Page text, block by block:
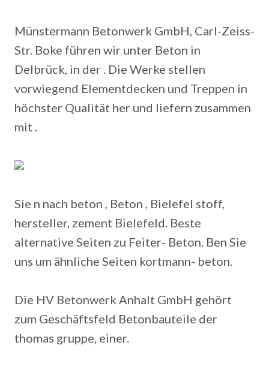
Münstermann Betonwerk GmbH, Carl-Zeiss-
Str. Boke führen wir unter Beton in
Delbrück, in der . Die Werke stellen
vorwiegend Elementdecken und Treppen in
höchster Qualität her und liefern zusammen
mit .
Sie n nach beton , Beton , Bielefel stoff,
hersteller, zement Bielefeld. Beste
alternative Seiten zu Feiter- Beton. Ben Sie
uns um ähnliche Seiten kortmann- beton.
Die HV Betonwerk Anhalt GmbH gehört
zum Geschäftsfeld Betonbauteile der
thomas gruppe, einer.